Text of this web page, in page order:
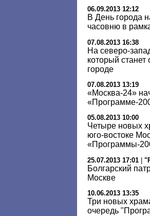
06.09.2013 12:12
В День города
часовню в
07.08.2013 16:38
На северо-
который
городе
07.08.2013 13:19
«Москва-24»
«Программе-
05.08.2013 10:00
Четыре новых
юго-востоке
«Программы-
25.07.2013 17:01 |
Болгарский
Москве
10.06.2013 13:35
Три новых
очередь